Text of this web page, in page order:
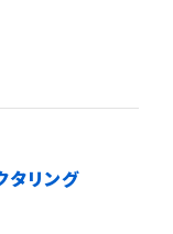
タリング